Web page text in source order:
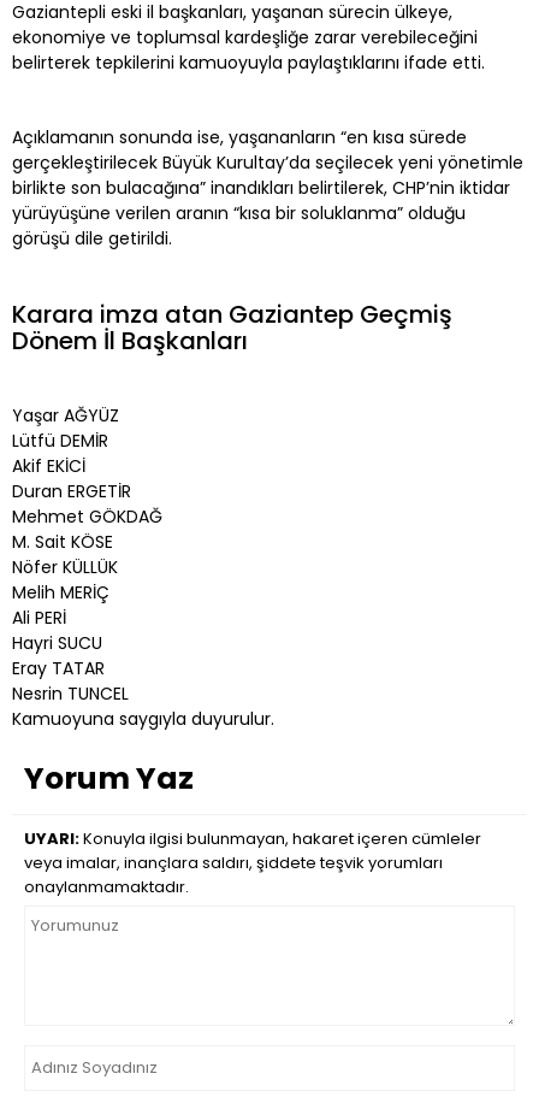
Gaziantepli eski il başkanları, yaşanan sürecin ülkeye,
ekonomiye ve toplumsal kardeşliğe zarar verebileceğini
belirterek tepkilerini kamuoyuyla paylaştıklarını ifade etti.
Açıklamanın sonunda ise, yaşananların “en kısa sürede
gerçekleştirilecek Büyük Kurultay’da seçilecek yeni yönetimle
birlikte son bulacağına” inandıkları belirtilerek, CHP’nin iktidar
yürüyüşüne verilen aranın “kısa bir soluklanma” olduğu
görüşü dile getirildi.
Karara imza atan Gaziantep Geçmiş
Dönem İl Başkanları
Yaşar AĞYÜZ
Lütfü DEMİR
Akif EKİCİ
Duran ERGETİR
Mehmet GÖKDAĞ
M. Sait KÖSE
Nöfer KÜLLÜK
Melih MERİÇ
Ali PERİ
Hayri SUCU
Eray TATAR
Nesrin TUNCEL
Kamuoyuna saygıyla duyurulur.
Yorum Yaz
UYARI:Konuyla ilgisi bulunmayan, hakaret içeren cümleler
veya imalar, inançlara saldırı, şiddete teşvik yorumları
onaylanmamaktadır.